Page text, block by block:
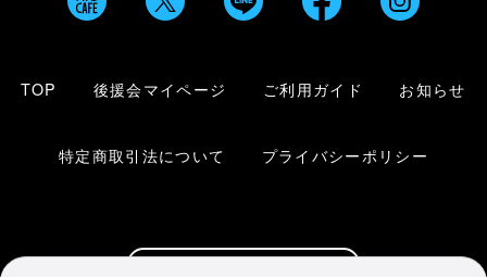
TOP 後援会マイページ ご利用ガイド お知らせ
特定商取引法について プライバシーポリシー
川崎フロンターレ公式サイト